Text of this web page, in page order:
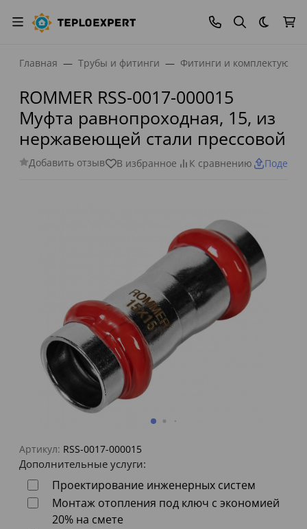
Темная
Главная Трубы и фитинги Фитинги и
ROMMER RSS-0017-000015
Муфта равнопроходная, 15, из
нержавеющей стали прессовой
Добавить отзыв В избранное К сравнению
Артикул: RSS-0017-000015
Дополнительные услуги:
Проектирование инженерных систем
Монтаж отопления под ключ с экономией
20% на смете